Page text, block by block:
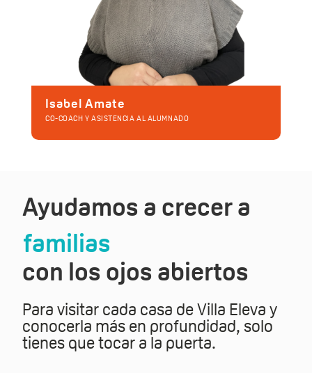
Isabel Amate
CO-COACH Y ASISTENCIA AL ALUMNADO
Ayudamos a crecer a
familias
con los ojos abiertos
Para visitar cada casa de Villa Eleva y
conocerla más en profundidad, solo
tienes que tocar a la puerta.